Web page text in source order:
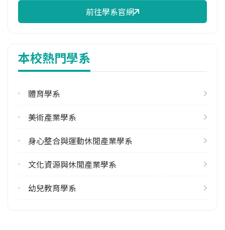
(089)318855 #5700
臺東縣臺東市大學路二段369號
前往學系官網
本校熱門學系
體育學系
美術產業學系
身心整合與運動休閒產業學系
文化資源與休閒產業學系
幼兒教育學系